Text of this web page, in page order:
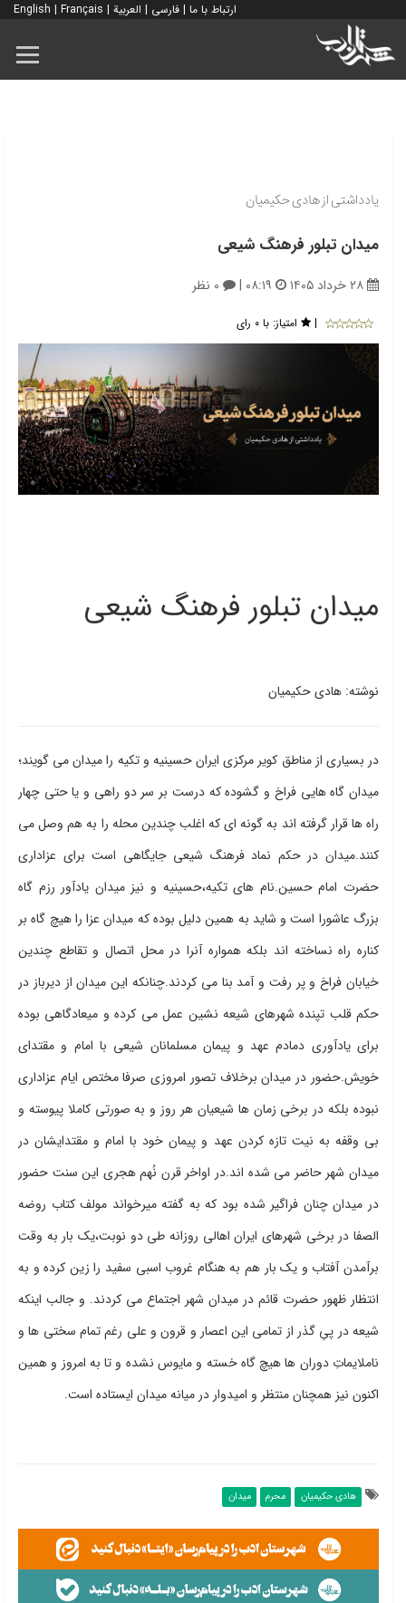
ارتباط با ما | فارسی | العربية |
English | Français
یادداشتی از هادی حکیمیان
میدان تبلور فرهنگ شیعی
۲۸ خرداد ۱۴۰۵ ۰۸:۱۹ | ۰ نظر
| امتیاز: با ۰ رای
میدان تبلور فرهنگ شیعی
نوشته: هادی حکیمیان
در بسیاری از مناطق کویر مرکزی ایران حسینیه و تکیه را میدان می گویند؛
میدان گاه هایی فراخ و گشوده که درست بر سر دو راهی و یا حتی چهار
راه ها قرار گرفته اند به گونه ای که اغلب چندین محله را به هم وصل می
کنند.میدان در حکم نماد فرهنگ شیعی جایگاهی است برای عزاداری
حضرت امام حسین.نام های تکیه،حسینیه و نیز میدان یادآور رزم گاه
بزرگ عاشورا است و شاید به همین دلیل بوده که میدان عزا را هیچ گاه بر
کناره راه نساخته اند بلکه همواره آنرا در محل اتصال و تقاطع چندین
خیابان فراخ و پر رفت و آمد بنا می کردند.چنانکه این میدان از دیرباز در
حکم قلب تپنده شهرهای شیعه نشین عمل می کرده و میعادگاهی بوده
برای یادآوری دمادم عهد و پیمان مسلمانان شیعی با امام و مقتدای
خویش.حضور در میدان برخلاف تصور امروزی صرفا مختص ایام عزاداری
نبوده بلکه در برخی زمان ها شیعیان هر روز و به صورتی کاملا پیوسته و
بی وقفه به نیت تازه کردن عهد و پیمان خود با امام و مقتدایشان در
میدان شهر حاضر می شده اند.در اواخر قرن نُهم هجری این سنت حضور
در میدان چنان فراگیر شده بود که به گفته میرخواند مولف کتاب روضه
الصفا در برخی شهرهای ایران اهالی روزانه طی دو نوبت،یک بار به وقت
برآمدن آفتاب و یک بار هم به هنگام غروب اسبی سفید را زین کرده و به
انتظار ظهور حضرت قائم در میدان شهر اجتماع می کردند. و جالب اینکه
شیعه در پیِ گذر از تمامی این اعصار و قرون و علی رغم تمام سختی ها و
ناملایماتِ دوران ها هیچ گاه خسته و مایوس نشده و تا به امروز و همین
اکنون نیز همچنان منتظر و امیدوار در میانه میدان ایستاده است.
هادی حکیمیان محرم میدان